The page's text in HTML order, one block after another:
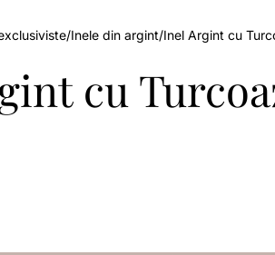
Inele din argint Inel Argint cu
cu